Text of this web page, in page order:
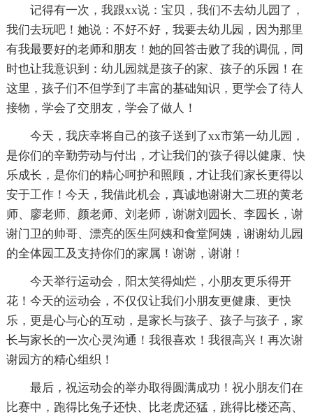
记得有一次，我跟xx说：宝贝，我们不去幼儿园了，
我们去玩吧！她说：不好不好，我要去幼儿园，因为那里
有我最要好的老师和朋友！她的回答击败了我的调侃，同
时也让我意识到：幼儿园就是孩子的家、孩子的乐园！在
这里，孩子们不但学到了丰富的基础知识，更学会了待人
接物，学会了交朋友，学会了做人！
今天，我庆幸将自己的孩子送到了xx市第一幼儿园，
是你们的辛勤劳动与付出，才让我们的'孩子得以健康、快
乐成长，是你们的精心呵护和照顾，才让我们家长更得以
安于工作！今天，我借此机会，真诚地谢谢大二班的黄老
师、廖老师、颜老师、刘老师，谢谢刘园长、李园长，谢
谢门卫的帅哥、漂亮的医生阿姨和食堂阿姨，谢谢幼儿园
的全体园工及支持你们的家属！谢谢，谢谢！
今天举行运动会，阳太笑得灿烂，小朋友更乐得开
花！今天的运动会，不仅仅让我们小朋友更健康、更快
乐，更是心与心的互动，是家长与孩子、孩子与孩子，家
长与家长的一次心灵沟通！我很喜欢！我很高兴！再次谢
谢园方的精心组织！
最后，祝运动会的举办取得圆满成功！祝小朋友们在
比赛中，跑得比兔子还快、比老虎还猛，跳得比楼还高、